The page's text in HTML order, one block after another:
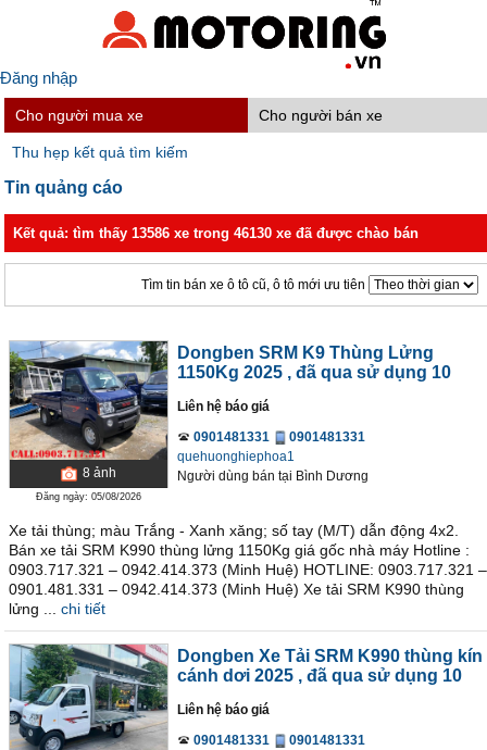
Đăng nhập
Cho người mua xe Cho người bán xe
Thu hẹp kết quả tìm kiếm
Tin quảng cáo
Kết quả: tìm thấy 13586 xe trong 46130 xe đã được chào bán
Tìm tin bán xe ô tô cũ, ô tô mới ưu tiên
8 ảnh
Đăng ngày: 05/08/2026
Dongben SRM K9 Thùng Lửng
1150Kg 2025 , đã qua sử dụng 10
Liên hệ báo giá
0901481331
0901481331
quehuonghiephoa1
Người dùng bán tại Bình Dương
Xe tải thùng; màu Trắng - Xanh xăng; số tay (M/T) dẫn động 4x2.
Bán xe tải SRM K990 thùng lửng 1150Kg giá gốc nhà máy Hotline :
0903.717.321 – 0942.414.373 (Minh Huệ) HOTLINE: 0903.717.321 –
0901.481.331 – 0942.414.373 (Minh Huệ) Xe tải SRM K990 thùng
lửng ...
chi tiết
Dongben Xe Tải SRM K990 thùng kín
cánh dơi 2025 , đã qua sử dụng 10
Liên hệ báo giá
0901481331
0901481331